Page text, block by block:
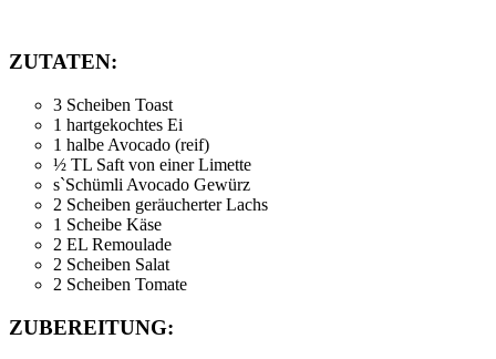
ZUTATEN:
3 Scheiben Toast
1 hartgekochtes Ei
1 halbe Avocado (reif)
½ TL Saft von einer Limette
s`Schümli Avocado Gewürz
2 Scheiben geräucherter Lachs
1 Scheibe Käse
2 EL Remoulade
2 Scheiben Salat
2 Scheiben Tomate
ZUBEREITUNG: